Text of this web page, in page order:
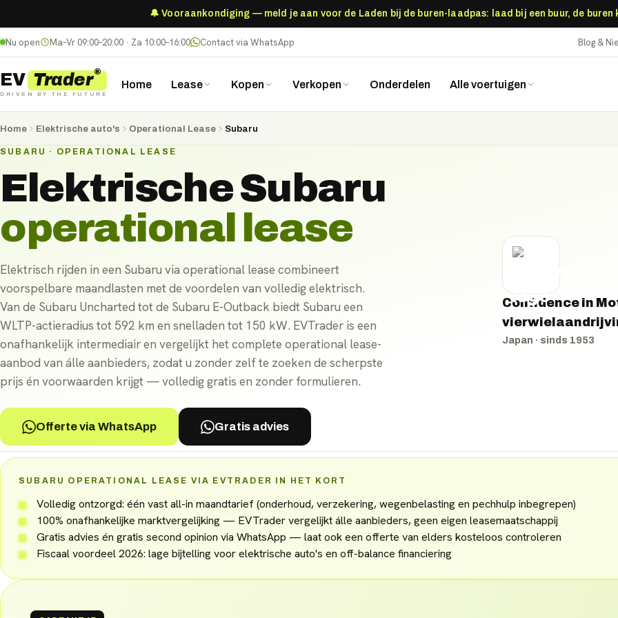
🔔 Vooraankondiging — meld je aan voor de Laden bij de buren-laadpas: laad bij een buur, de
Nu open Ma–Vr 09:00–20:00 · Za 10:00–16:00 Contact via WhatsApp Blog &
EV Trader®
DRIVEN BY THE FUTURE
Home Lease Kopen Verkopen Onderdelen Alle voertuigen
Home Elektrische auto's Operational Lease Subaru
SUBARU · OPERATIONAL LEASE
ElektrischeSubaru
operational lease
Elektrisch rijden in een Subaru via operational lease combineert
voorspelbare maandlasten met de voordelen van volledig elektrisch.
Van de Subaru Uncharted tot de Subaru E-Outback biedt Subaru een
WLTP-actieradius tot 592 km en snelladen tot 150 kW. EVTrader is een
onafhankelijk intermediair en vergelijkt het complete operational lease-
aanbod van álle aanbieders, zodat u zonder zelf te zoeken de scherpste
prijs én voorwaarden krijgt — volledig gratis en zonder formulieren.
Offerte via WhatsApp Gratis advies
Confidence in
Japan · sinds 1953
SUBARU OPERATIONAL LEASE VIA EVTRADER IN HET KORT
Volledig ontzorgd: één vast all-in maandtarief (onderhoud, verzekering, wegenbelasting en pechhulp inbegrepen)
100% onafhankelijke marktvergelijking — EVTrader vergelijkt álle aanbieders, geen eigen leasemaatschappij
Gratis advies én gratis second opinion via WhatsApp — laat ook een offerte van elders kosteloos controleren
Fiscaal voordeel 2026: lage bijtelling voor elektrische auto's en off-balance financiering